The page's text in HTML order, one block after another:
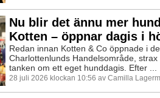
Nu blir det ännu mer
Kotten – öppnar dagis i
Redan innan Kotten & Co öppnade i
Charlottenlunds Handelsområde,
tanken om ett eget hunddagis. Efter ...
28 juli 2026 klockan 10:56 av Camilla